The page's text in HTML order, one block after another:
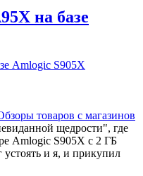
на базе
товаров с магазинов
щедрости", где
Amlogic S905X с 2 ГБ
и я, и прикупил